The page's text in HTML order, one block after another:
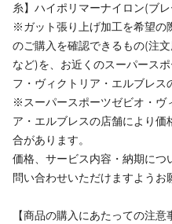
糸】ハイポリマーナイロン(ブ
※ガット張り上げ加工を希望の
のご購入を確認できるもの(注
など)を、お近くのスーパース
フ・ヴィクトリア・エルブレス
※スーパースポーツゼビオ・ヴ
ア・エルブレスの店舗により
合があります。
価格、サービス内容・納期に
問い合わせいただけますようお
【商品の購入にあたっての注意